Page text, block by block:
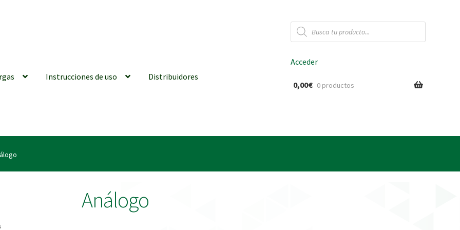
Búsqueda
de
productos
Instrucciones de uso Distribuidores
generales
| Tienda Online!
Acceder
0,00€ 0 productos
Análogo